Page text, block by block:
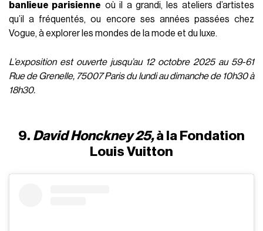
banlieue parisienne où il a grandi, les ateliers d’artistes
qu’il a fréquentés, ou encore ses années passées chez
Vogue, à explorer les mondes de la mode et du luxe.
L’exposition est ouverte jusqu’au 12 octobre 2025 au 59-61
Rue de Grenelle, 75007 Paris du lundi au dimanche de 10h30 à
18h30.
9. David Honckney 25,à la Fondation
Louis Vuitton